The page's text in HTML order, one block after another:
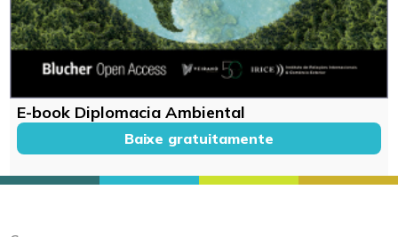
E-book Diplomacia Ambiental
Baixe gratuitamente